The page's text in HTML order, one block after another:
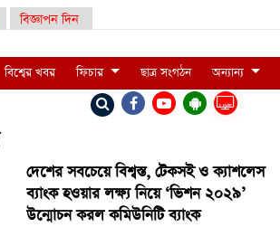
বিজ্ঞাপন দিন
LIVE
বিশ্বের খবর ফিচার ছাত্র সংগঠন অন্যান্য
দেশের সবচেয়ে বিশ্বস্ত, টেকসই ও ক্যাশলেস
ব্যাংক হওয়ার লক্ষ্য নিয়ে ‘ভিশন ২০২৯’
উন্মোচন করল কমিউনিটি ব্যাংক